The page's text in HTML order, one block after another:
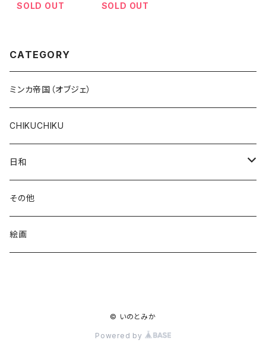
SOLD OUT
SOLD OUT
CATEGORY
ミンカ帝国（オブジェ）
CHIKUCHIKU
日和
お出かけ日和
お散歩日和
その他
絵画
© いのとみか
Powered by